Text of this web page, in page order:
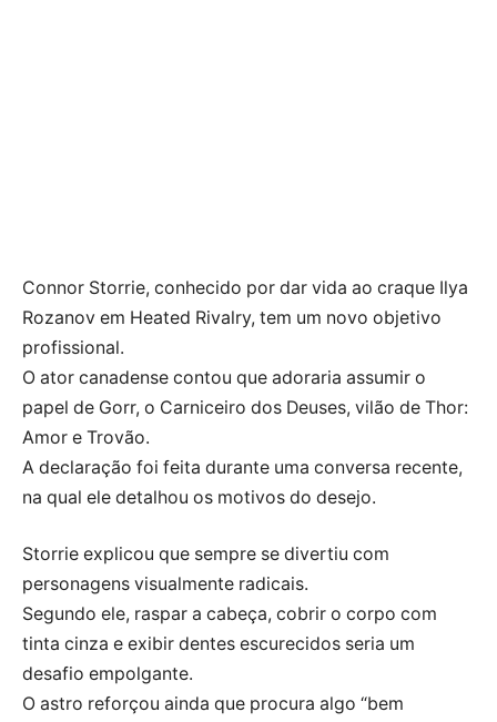
Connor Storrie, conhecido por dar vida ao craque Ilya
Rozanov em Heated Rivalry, tem um novo objetivo
profissional.
O ator canadense contou que adoraria assumir o
papel de Gorr, o Carniceiro dos Deuses, vilão de Thor:
Amor e Trovão.
A declaração foi feita durante uma conversa recente,
na qual ele detalhou os motivos do desejo.
Storrie explicou que sempre se divertiu com
personagens visualmente radicais.
Segundo ele, raspar a cabeça, cobrir o corpo com
tinta cinza e exibir dentes escurecidos seria um
desafio empolgante.
O astro reforçou ainda que procura algo “bem